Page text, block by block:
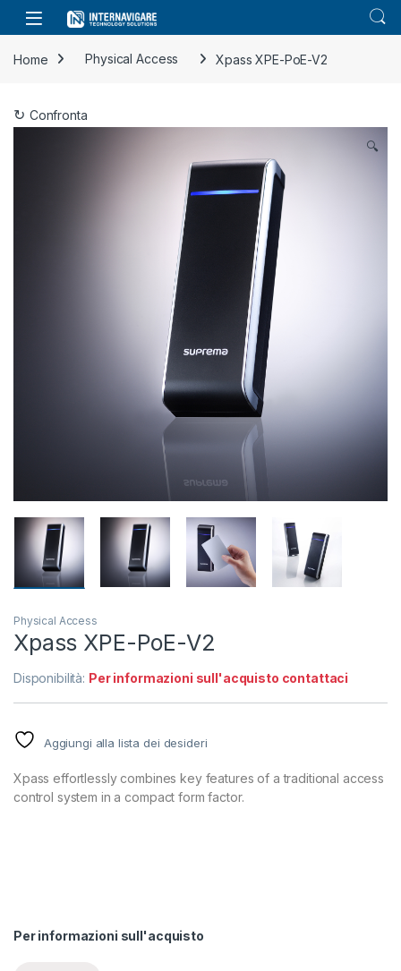
Skip to navigation
Skip to content
Home Physical Access Xpass XPE-PoE-V2
Confronta
🔍
Physical Access
Xpass XPE-PoE-V2
Disponibilità: Per informazioni sull'acquisto contattaci
Aggiungi alla lista dei desideri
Xpass effortlessly combines key features of a traditional access
control system in a compact form factor.
Per informazioni sull'acquisto